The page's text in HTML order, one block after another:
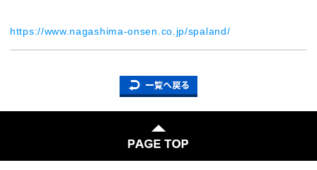
https://www.nagashima-onsen.co.jp/spaland/